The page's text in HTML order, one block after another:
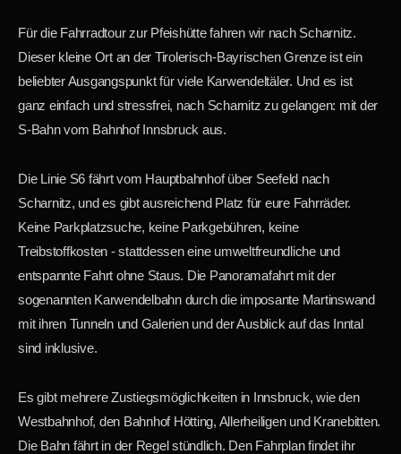
Für die Fahrradtour zur Pfeishütte fahren wir nach Scharnitz.
Dieser kleine Ort an der Tirolerisch-Bayrischen Grenze ist ein
beliebter Ausgangspunkt für viele Karwendeltäler. Und es ist
ganz einfach und stressfrei, nach Scharnitz zu gelangen: mit der
S-Bahn vom Bahnhof Innsbruck aus.
Die Linie S6 fährt vom Hauptbahnhof über Seefeld nach
Scharnitz, und es gibt ausreichend Platz für eure Fahrräder.
Keine Parkplatzsuche, keine Parkgebühren, keine
Treibstoffkosten - stattdessen eine umweltfreundliche und
entspannte Fahrt ohne Staus. Die Panoramafahrt mit der
sogenannten Karwendelbahn durch die imposante Martinswand
mit ihren Tunneln und Galerien und der Ausblick auf das Inntal
sind inklusive.
Es gibt mehrere Zustiegsmöglichkeiten in Innsbruck, wie den
Westbahnhof, den Bahnhof Hötting, Allerheiligen und Kranebitten.
Die Bahn fährt in der Regel stündlich. Den Fahrplan findet ihr